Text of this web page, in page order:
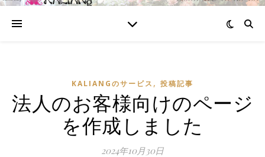
KALIANGのサービス , 投稿記事
法人のお客様向けのページ
を作成しました
2024年10月30日